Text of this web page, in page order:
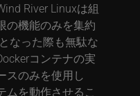
River Linuxは組
の機能のみを集約
なった際も無駄な
コンテナの実
スのみを使用し
ムを動作させるこ